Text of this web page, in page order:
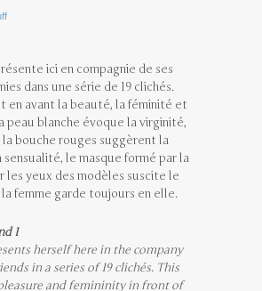
ici en compagnie de ses
dans une série de 19 clichés.
en avant la beauté, la féminité et
peau blanche évoque la virginité,
la bouche rouges suggèrent la
le masque formé par la
les yeux des modèles suscite le
femme garde toujours en elle.
I
herself here in the company
in a series of 19 clichés. This
and femininity in front of